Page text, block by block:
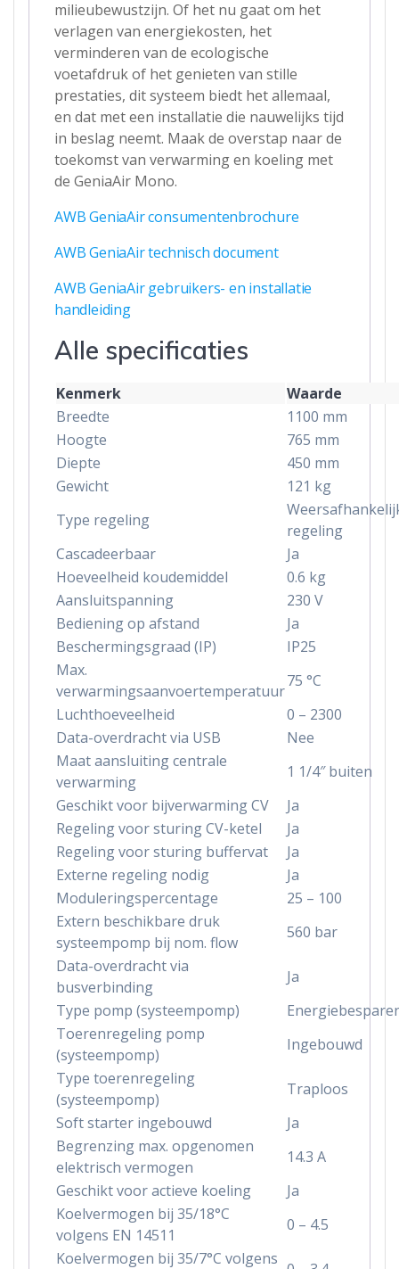
milieubewustzijn. Of het nu gaat om het
verlagen van energiekosten, het
verminderen van de ecologische
voetafdruk of het genieten van stille
prestaties, dit systeem biedt het allemaal,
en dat met een installatie die nauwelijks tijd
in beslag neemt. Maak de overstap naar de
toekomst van verwarming en koeling met
de GeniaAir Mono.
AWB GeniaAir consumentenbrochure
AWB GeniaAir technisch document
AWB GeniaAir gebruikers- en installatie
handleiding
Alle specificaties
Kenmerk
Waarde
Breedte
1100 mm
Hoogte
765 mm
Diepte
450 mm
Gewicht
121 kg
Type regeling
regeling
Cascadeerbaar
Ja
Hoeveelheid koudemiddel
0.6 kg
Aansluitspanning
230 V
Bediening op afstand
Ja
Beschermingsgraad (IP)
IP25
Max.
verwarmingsaanvoertemperatuur
75 °C
Luchthoeveelheid
0 – 2300
Data-overdracht via USB
Nee
Maat aansluiting centrale
verwarming
1 1/4″ buiten
Geschikt voor bijverwarming CV
Ja
Regeling voor sturing CV-ketel
Ja
Regeling voor sturing buffervat
Ja
Externe regeling nodig
Ja
Moduleringspercentage
25 – 100
Extern beschikbare druk
systeempomp bij nom. flow
560 bar
Data-overdracht via
busverbinding
Ja
Type pomp (systeempomp)
Toerenregeling pomp
(systeempomp)
Ingebouwd
Type toerenregeling
(systeempomp)
Traploos
Soft starter ingebouwd
Ja
Begrenzing max. opgenomen
elektrisch vermogen
14.3 A
Geschikt voor actieve koeling
Ja
Koelvermogen bij 35/18°C
volgens EN 14511
0 – 4.5
Koelvermogen bij 35/7°C volgens